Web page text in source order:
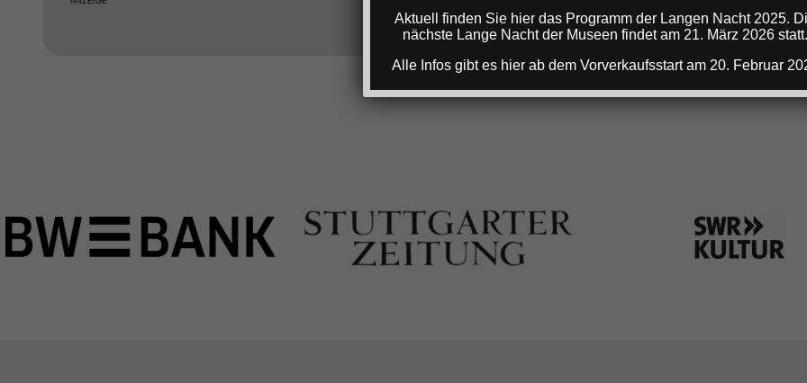
Aktuell finden Sie hier das Programm der Langen Nacht 2025.
nächste Lange Nacht der Museen findet am 21. März 2026
Alle Infos gibt es hier ab dem Vorverkaufsstart am 20. Februar